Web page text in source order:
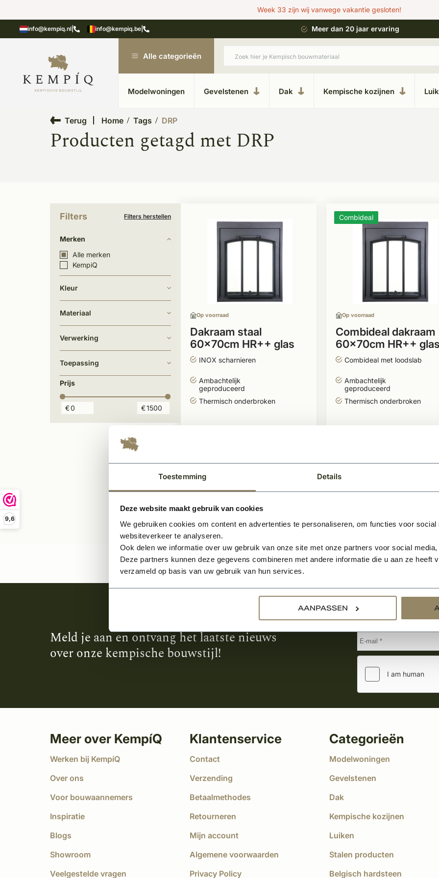
Toestemming Details
Deze website maakt gebruik van cookies
We gebruiken cookies om content en advertenties te personaliseren, om functies voor social
websiteverkeer te analyseren.
Ook delen we informatie over uw gebruik van onze site met onze partners voor social
Deze partners kunnen deze gegevens combineren met andere informatie die u aan ze heeft
verzameld op basis van uw gebruik van hun services.
AANPASSEN
9,6
Week 33 zijn wij vanwege vakantie gesloten!
info@kempiq.nl info@kempiq.be
in Kesteren Unieke materialen in kempische bouwstijl Meer dan 20 jaar ervaring
Alle categorieën
Modelwoningen Gevelstenen Dak Kempische kozijnen
Terug Home Tags DRP
Producten getagd met DRP
Filters Filters herstellen
Merken
Alle merken
KempiQ
Kleur
Materiaal
Verwerking
Toepassing
Prijs
€ €
Op voorraad
Dakraam staal
60x70cm HR++ glas
met spijlen
INOX scharnieren
Ambachtelijk
geproduceerd
Thermisch onderbroken
Combideal
Op voorraad
Combideal dakraam
60x70cm HR++ glas
met spijlen en
Combideal met loodslab
Ambachtelijk
geproduceerd
Thermisch onderbroken
Meld je aan en ontvang het laatste nieuws
over onze kempische bouwstijl!
Meer over KempíQ
Werken bij KempíQ
Over ons
Voor bouwaannemers
Inspiratie
Blogs
Showroom
Veelgestelde vragen
Klantenservice
Contact
Verzending
Betaalmethodes
Retourneren
Mijn account
Algemene voorwaarden
Privacy Policy
Categorieën
Modelwoningen
Gevelstenen
Dak
Kempische kozijnen
Luiken
Stalen producten
Belgisch hardsteen